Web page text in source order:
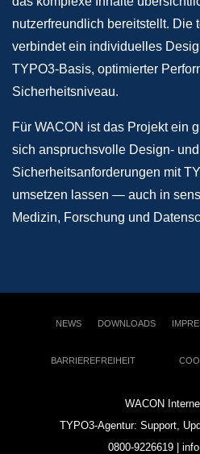
nutzerfreundlich bereitstellt. Die
verbindet ein individuelles
TYPO3-Basis, optimierter
Sicherheitsniveau.
Für WACON ist das Projekt ein
sich anspruchsvolle Design- und
Sicherheitsanforderungen mit
umsetzen lassen — auch in
Medizin, Forschung und
NEWS DOWNLOADS
BARRIEREFREIHEIT
WACON
TYPO3-Agentur: Support,
0800-9226619 |